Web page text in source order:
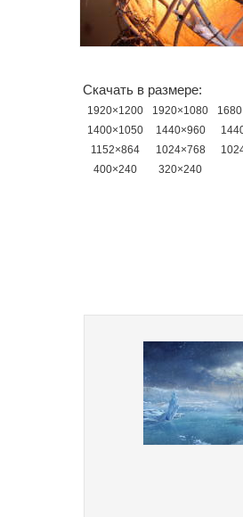
Скачать в размере:
1920×1200 1920×1080
1400×1050
1440×960
1152×864
1024×768
400×240
320×240